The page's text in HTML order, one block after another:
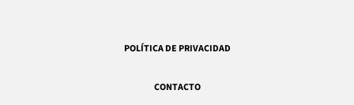
POLÍTICA DE PRIVACIDAD
CONTACTO